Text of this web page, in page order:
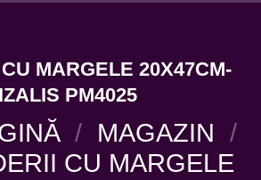
MARGELE 20X47CM-
PM4025
/ MAGAZIN /
CU MARGELE